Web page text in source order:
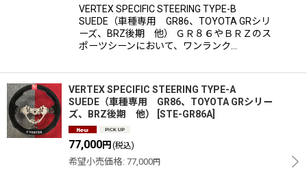
VERTEX SPECIFIC STEERING TYPE-B
SUEDE（車種専用 GR86、TOYOTA GRシリ
ーズ、BRZ後期 他） ＧＲ８６やＢＲＺのス
ポーツシーンにおいて、ワンランク…
VERTEX SPECIFIC STEERING TYPE-A
SUEDE（車種専用 GR86、TOYOTA GRシリー
ズ、BRZ後期 他）
STE-GR86A
77,000円 (税込)
希望小売価格: 77,000円